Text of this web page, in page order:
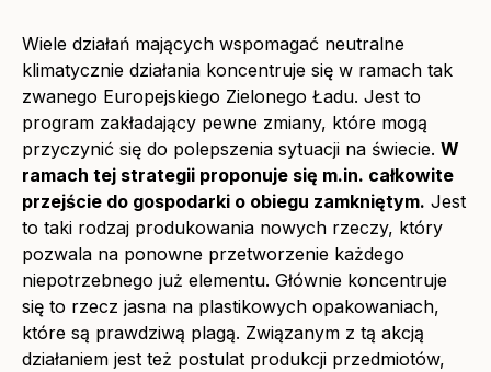
Wiele działań mających wspomagać neutralne
klimatycznie działania koncentruje się w ramach tak
zwanego Europejskiego Zielonego Ładu. Jest to
program zakładający pewne zmiany, które mogą
przyczynić się do polepszenia sytuacji na świecie. W
ramach tej strategii proponuje się m.in. całkowite
przejście do gospodarki o obiegu zamkniętym. Jest
to taki rodzaj produkowania nowych rzeczy, który
pozwala na ponowne przetworzenie każdego
niepotrzebnego już elementu. Głównie koncentruje
się to rzecz jasna na plastikowych opakowaniach,
które są prawdziwą plagą. Związanym z tą akcją
działaniem jest też postulat produkcji przedmiotów,